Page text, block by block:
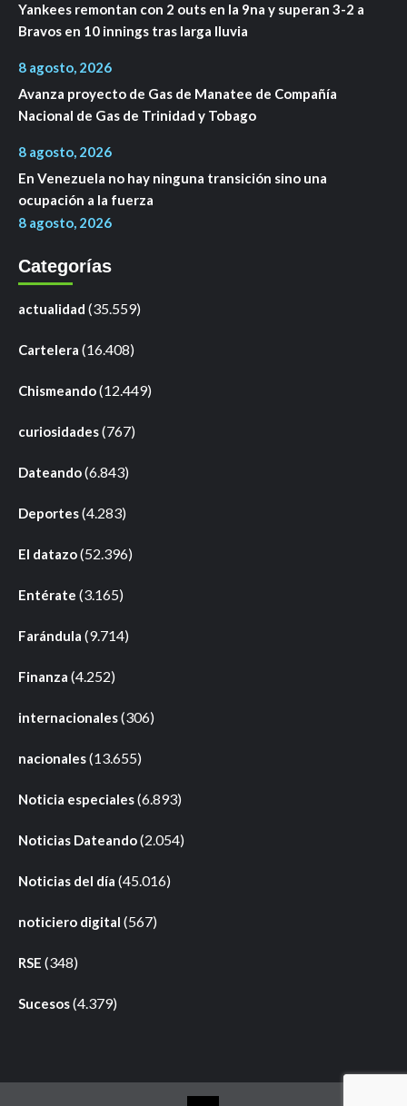
Yankees remontan con 2 outs en la 9na y superan 3-2 a
Bravos en 10 innings tras larga lluvia
8 agosto, 2026
Avanza proyecto de Gas de Manatee de Compañía
Nacional de Gas de Trinidad y Tobago
8 agosto, 2026
En Venezuela no hay ninguna transición sino una
ocupación a la fuerza
8 agosto, 2026
Categorías
actualidad (35.559)
Cartelera (16.408)
Chismeando(12.449)
curiosidades(767)
Dateando(6.843)
Deportes(4.283)
El datazo(52.396)
Entérate (3.165)
Farándula (9.714)
Finanza (4.252)
internacionales(306)
nacionales(13.655)
Noticia especiales(6.893)
Noticias Dateando(2.054)
Noticias del día (45.016)
noticiero digital (567)
RSE (348)
Sucesos(4.379)